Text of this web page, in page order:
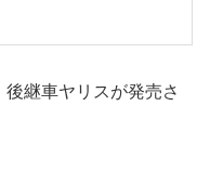
継車ヤリスが発売さ